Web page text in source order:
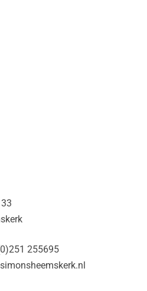
255695